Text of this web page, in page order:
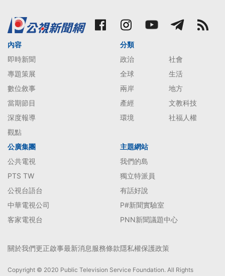
內容
即時新聞
專題策展
數位敘事
當期節目
深度報導
觀點
分類
政治
社會
全球
生活
兩岸
地方
產經
文教科技
環境
社福人權
公廣集團
公共電視
PTS TW
公視台語台
中華電視公司
客家電視台
主題網站
我們的島
獨立特派員
有話好說
P#新聞實驗室
PNN新聞議題中心
關於我們更正啟事最新消息服務條款隱私權保護政策
Copyright © 2020 Public Television Service Foundation. All Rights